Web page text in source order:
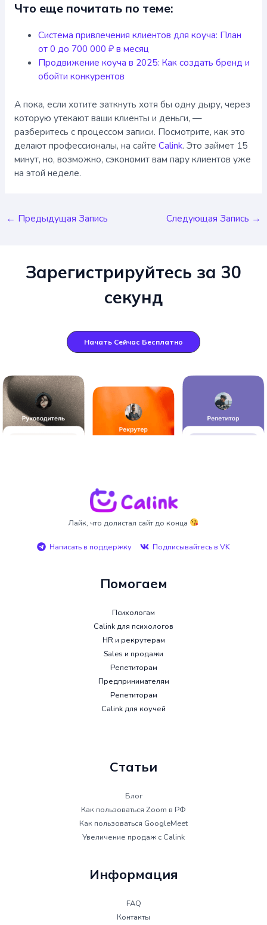
Что еще почитать по теме:
Система привлечения клиентов для коуча: План
от 0 до 700 000 ₽ в месяц
Продвижение коуча в 2025: Как создать бренд и
обойти конкурентов
А пока, если хотите заткнуть хотя бы одну дыру, через
которую утекают ваши клиенты и деньги, —
разберитесь с процессом записи. Посмотрите, как это
делают профессионалы, на сайте Calink. Это займет 15
минут, но, возможно, сэкономит вам пару клиентов уже
на этой неделе.
Навигация
← Предыдущая Запись Следующая Запись →
Зарегистрируйтесь за 30
секунд
Начать Сейчас Бесплатно
Лайк, что долистал сайт до конца
Написать в поддержку Подписывайтесь в VK
Помогаем
Психологам
Calink для психологов
HR и рекрутерам
Sales и продажи
Репетиторам
Предпринимателям
Репетиторам
Calink для коучей
Статьи
Блог
Как пользоваться Zoom в РФ
Как пользоваться GoogleMeet
Увеличение продаж с Calink
Информация
FAQ
Контакты